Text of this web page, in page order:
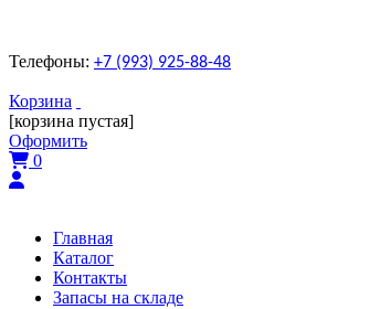
Телефоны: +7 (993) 925-88-48
Корзина
[корзина пустая]
Оформить
0
Главная
Каталог
Контакты
Запасы на складе